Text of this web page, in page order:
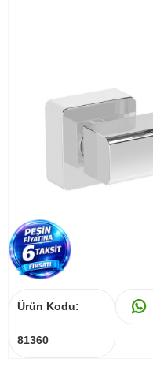
Ürün Kodu:
81360